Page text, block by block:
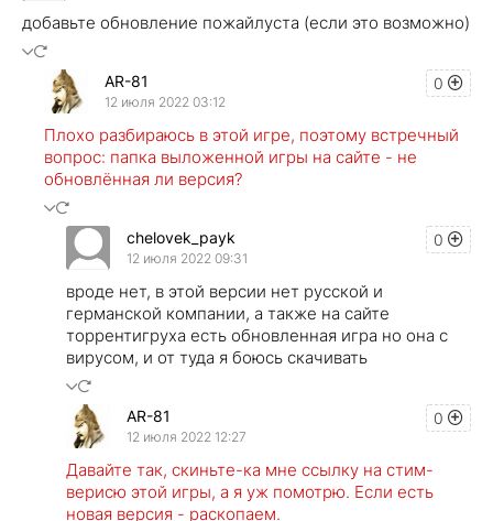
добавьте обновление пожайлуста (если это возможно)
0
AR-81
12 июля 2022 03:12
Плохо разбираюсь в этой игре, поэтому встречный
вопрос: папка выложенной игры на сайте - не
обновлённая ли версия?
0
chelovek_payk
12 июля 2022 09:31
вроде нет, в этой версии нет русской и
германской компании, а также на сайте
торрентигруха есть обновленная игра но она с
вирусом, и от туда я боюсь скачивать
0
AR-81
12 июля 2022 12:27
Давайте так, скиньте-ка мне ссылку на стим-
верисю этой игры, а я уж помотрю. Если есть
новая версия - раскопаем.